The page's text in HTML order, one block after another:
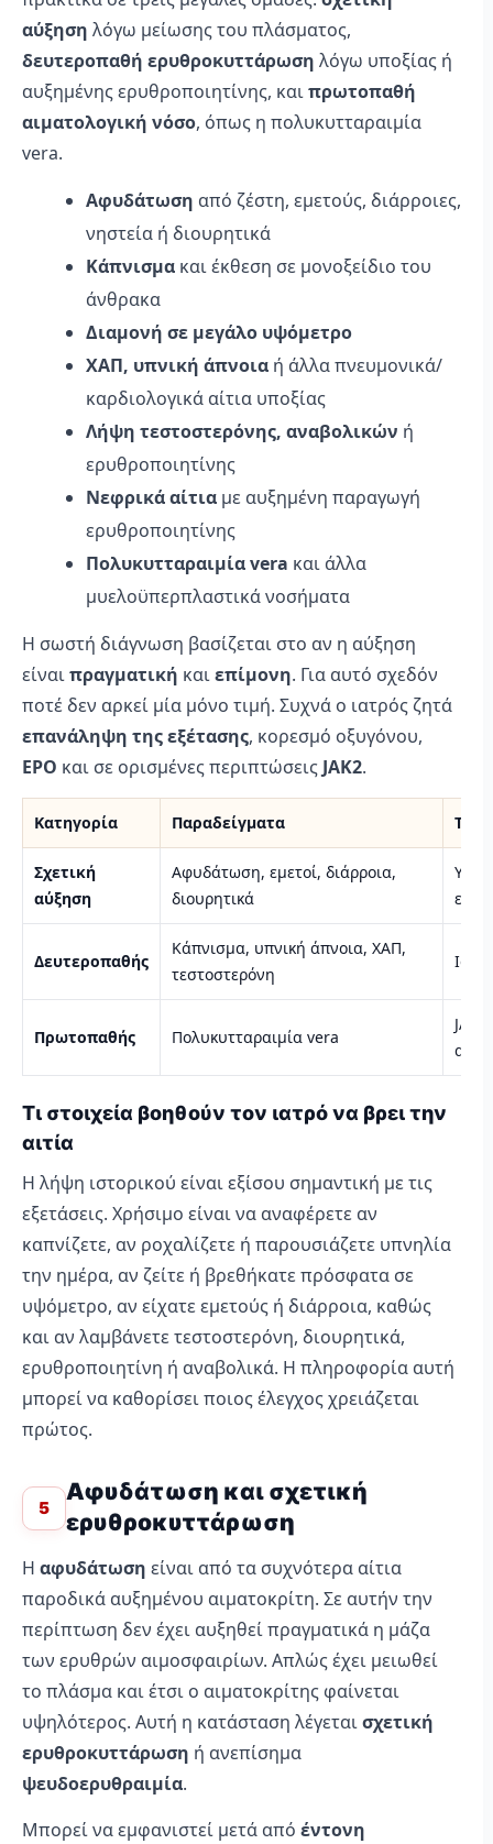
αύξηση λόγω μείωσης του πλάσματος,
δευτεροπαθή ερυθροκυττάρωση λόγω υποξίας ή
αυξημένης ερυθροποιητίνης, καιπρωτοπαθή
αιματολογική νόσο, όπως η πολυκυτταραιμία
vera.
Αφυδάτωση από ζέστη, εμετούς, διάρροιες,
νηστεία ή διουρητικά
Κάπνισμα και έκθεση σε μονοξείδιο του
άνθρακα
Διαμονή σε μεγάλο υψόμετρο
ΧΑΠ, υπνική άπνοια ή άλλα πνευμονικά/
καρδιολογικά αίτια υποξίας
Λήψη τεστοστερόνης, αναβολικών ή
ερυθροποιητίνης
Νεφρικά αίτια με αυξημένη παραγωγή
ερυθροποιητίνης
Πολυκυτταραιμία vera και άλλα
μυελοϋπερπλαστικά νοσήματα
Η σωστή διάγνωση βασίζεται στο αν η αύξηση
είναιπραγματική καιεπίμονη. Για αυτό σχεδόν
ποτέ δεν αρκεί μία μόνο τιμή. Συχνά ο ιατρός ζητά
επανάληψη της εξέτασης, κορεσμό οξυγόνου,
EPO και σε ορισμένες περιπτώσεις JAK2.
Κατηγορία Παραδείγματα Τι
Σχετική
αύξηση
Αφυδάτωση, εμετοί, διάρροια,
διουρητικά
Δευτεροπαθής
Κάπνισμα, υπνική άπνοια, ΧΑΠ,
τεστοστερόνη
Πρωτοπαθής Πολυκυτταραιμία vera
Τι στοιχεία βοηθούν τον ιατρό να βρει την
αιτία
Η λήψη ιστορικού είναι εξίσου σημαντική με τις
εξετάσεις. Χρήσιμο είναι να αναφέρετε αν
καπνίζετε, αν ροχαλίζετε ή παρουσιάζετε υπνηλία
την ημέρα, αν ζείτε ή βρεθήκατε πρόσφατα σε
υψόμετρο, αν είχατε εμετούς ή διάρροια, καθώς
και αν λαμβάνετε τεστοστερόνη, διουρητικά,
ερυθροποιητίνη ή αναβολικά. Η πληροφορία αυτή
μπορεί να καθορίσει ποιος έλεγχος χρειάζεται
πρώτος.
5
Αφυδάτωση και σχετική
ερυθροκυττάρωση
Η αφυδάτωση είναι από τα συχνότερα αίτια
παροδικά αυξημένου αιματοκρίτη. Σε αυτήν την
περίπτωση δεν έχει αυξηθεί πραγματικά η μάζα
των ερυθρών αιμοσφαιρίων. Απλώς έχει μειωθεί
το πλάσμα και έτσι ο αιματοκρίτης φαίνεται
υψηλότερος. Αυτή η κατάσταση λέγεταισχετική
ερυθροκυττάρωση ή ανεπίσημα
ψευδοερυθραιμία.
Μπορεί να εμφανιστεί μετά από έντονη